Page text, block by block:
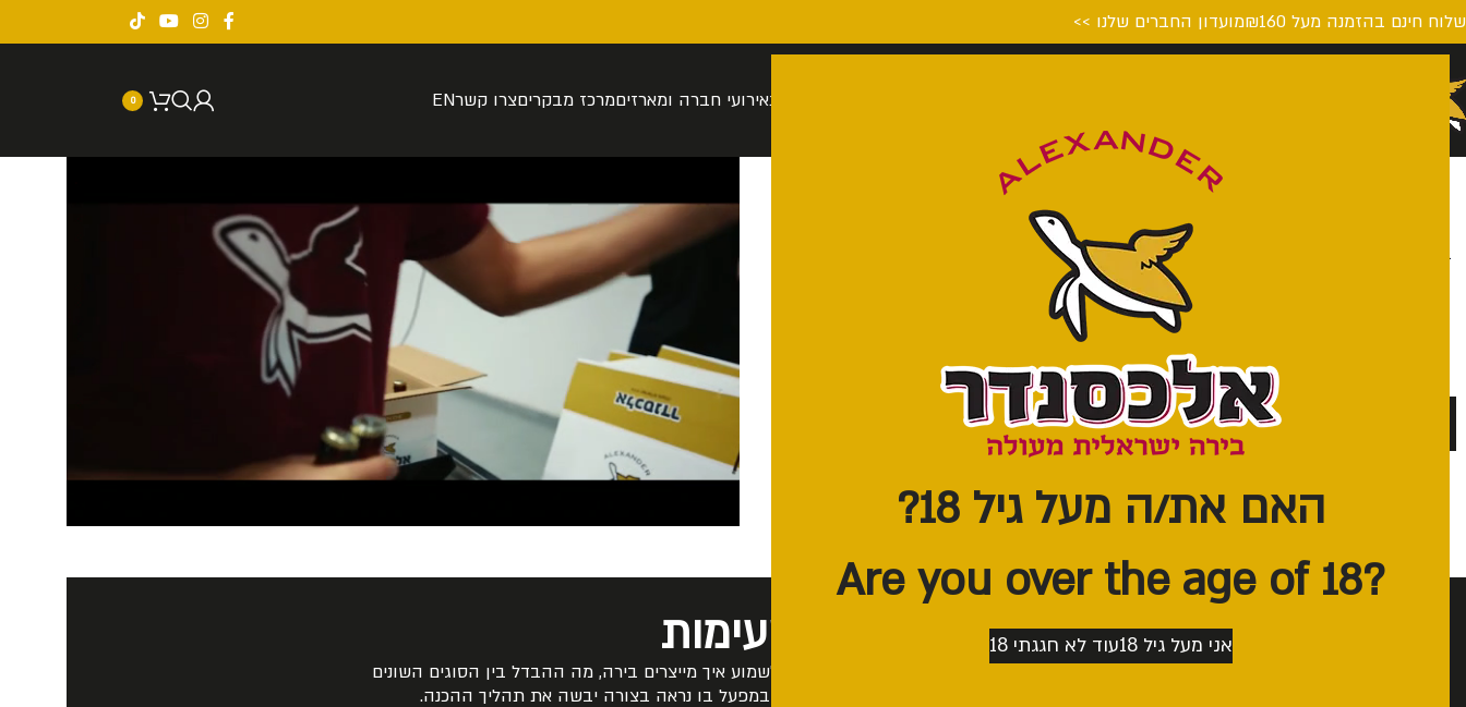
האם את/ה מעל גיל 18?
?Are you over the age of 18
אני מעל גיל 18 עוד לא חגגתי 18
חינם בהזמנה מעל ₪160 מועדון החברים שלנו >>
חנותאירועי חברה ומארזיםמרכז מבקריםצרו קשרEN
0
מרכז המבקרים
מרכז המבקרים שלנו נמצא בעמק חפר ופתוח בין הימים א-ו בשעות 9:00 עד 17:00
בכל יום שישי מתקיימים שני סיורים הכוללים הסבר על חומרי הגלם, תהליך היצור הייחודי
שלנו, סיור בתוך המפעל וכמובן שש טעימות מודרכות של בירה מעולה מהחבית.
הסיורים מתקיימים בשעות 10:00 ו-12:00 ובתיאום מראש.
וכמובן שהחצר המבשלה פתוחה עבורכם לישיבה בימי שישי.
אנחנו מזמינים אתכם ליהנות מאוכל נהדר, אווירה מצוינת ובירה ישראלית מעולה וקרה
מהחבית!
לתפריט >>
כשר - כשרות מועצה דתית עמק חפר
סיורים וטעימות
בירה אלכסנדר ממוקמת בעמק חפר. אנו מזמינים אתכם להגיע ולשמוע איך מייצרים בירה, מה ההבדל בין הסוגים השונים